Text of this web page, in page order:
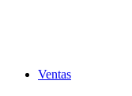
Ventas